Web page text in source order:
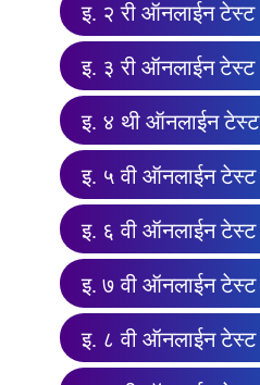
इ. २ री ऑनलाईन टेस्ट
इ. ३ री ऑनलाईन टेस्ट
इ. ४ थी ऑनलाईन टेस्ट
इ. ५ वी ऑनलाईन टेस्ट
इ. ६ वी ऑनलाईन टेस्ट
इ. ७ वी ऑनलाईन टेस्ट
इ. ८ वी ऑनलाईन टेस्ट